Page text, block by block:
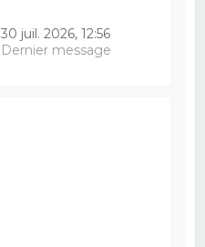
30 juil. 2026, 12:56
Dernier message